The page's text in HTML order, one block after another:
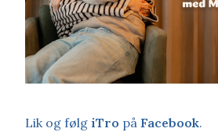
Lik og følg iTro på Facebook.